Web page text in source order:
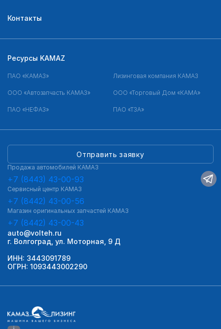
Контакты
Отправить заявку
Продажа автомобилей КАМАЗ
+7 (8443) 43-00-93
Сервисный центр КАМАЗ
+7 (8442) 43-00-56
Магазин оригинальных запчастей КАМАЗ
+7 (8442) 43-00-43
auto@volteh.ru
г. Волгоград, ул. Моторная, 9 Д
ИНН: 3443091789
ОГРН: 1093443002290
Ресурсы KAMAZ
ПАО «КАМАЗ» Лизинговая компания КАМАЗ
ООО «Автозапчасть КАМАЗ» ООО «Торговый Дом «КАМА»
ПАО «НЕФАЗ» ПАО «ТЗА»